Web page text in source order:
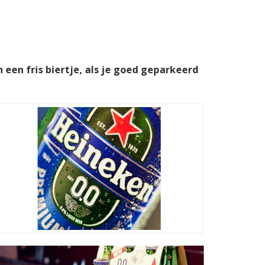
een fris biertje, als je goed geparkeerd